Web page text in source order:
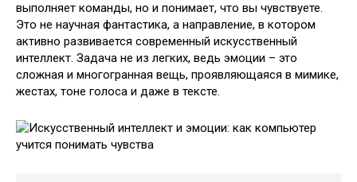
выполняет команды, но и понимает, что вы чувствуете.
Это не научная фантастика, а направление, в котором
активно развивается современный искусственный
интеллект. Задача не из легких, ведь эмоции – это
сложная и многогранная вещь, проявляющаяся в мимике,
жестах, тоне голоса и даже в тексте.